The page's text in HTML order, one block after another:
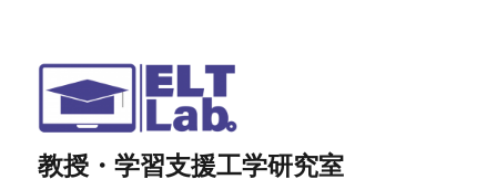
教授・学習支援工学研究室